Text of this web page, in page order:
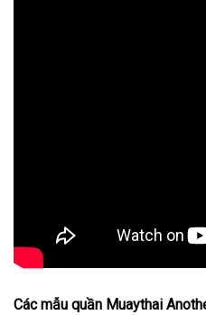
Các mẫu quần Muaythai